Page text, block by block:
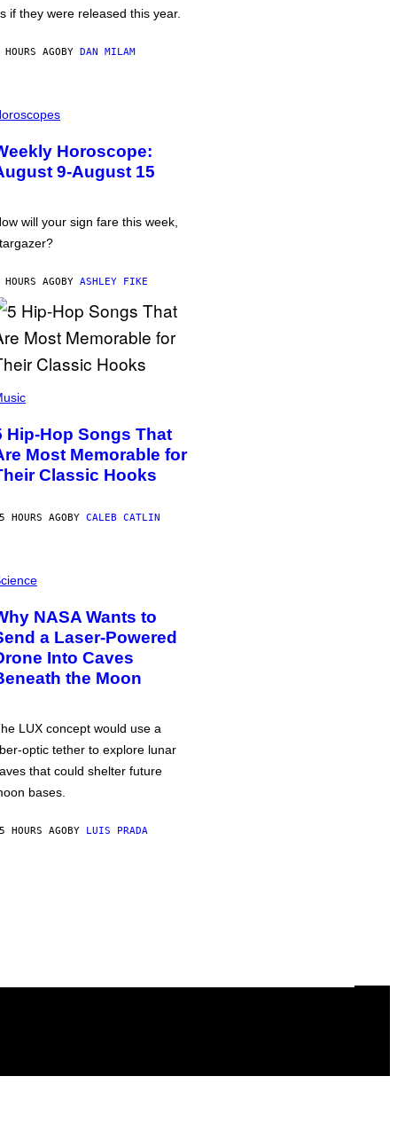
if they were released this year.
AGOBY DAN MILAM
Horoscope:
9-August 15
will your sign fare this week,
AGOBY ASHLEY FIKE
Hip-Hop Songs That
Most Memorable for
Classic Hooks
HOURS AGOBY CALEB CATLIN
NASA Wants to
a Laser-Powered
Into Caves
the Moon
LUX concept would use a
optic tether to explore lunar
that could shelter future
bases.
HOURS AGOBY LUIS PRADA